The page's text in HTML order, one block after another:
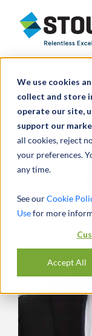
We use cookies
collect and store
operate our site,
support our
all cookies, reject
your preferences.
any time.
See ourCookie
Usefor more
Accept All
Stout Relentless